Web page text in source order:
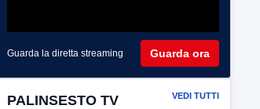
Guarda la diretta streaming Guarda ora
PALINSESTO TV VEDI TUTTI